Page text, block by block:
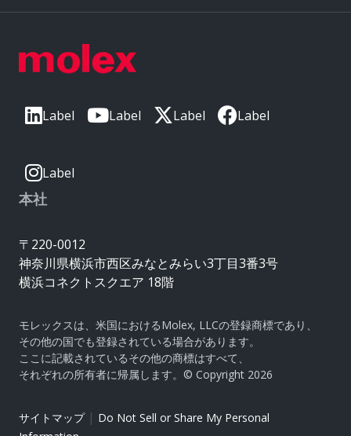
Label Label Label Label
Label
本社
〒220-0012
神奈川県横浜市西区みなとみらい3丁目3番3号
横浜コネクトスクエア 18階
モレックスは、米国におけるMolex, LLCの登録商標であり、
その他の国でも登録されている場合があります。
ここに記載されているその他の商標はすべて、
それぞれの所有者に帰属します。© Copyright 2026
サイトマップ| Do Not Sell or Share My Personal